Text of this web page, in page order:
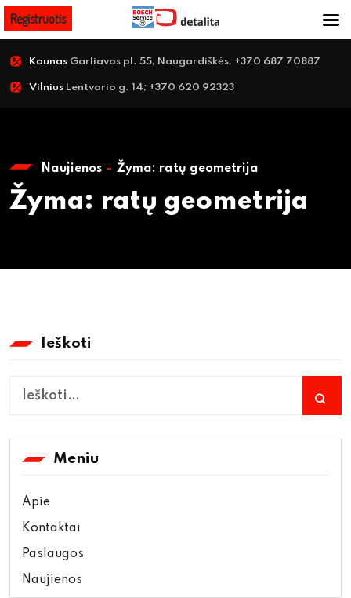
Kaunas Garliavos pl. 55, Naugardiškės, +370 687 70887
Vilnius Lentvario g. 14; +370 620 92323
Naujienos Žyma: ratų geometrija
Žyma: ratų geometrija
Ieškoti
Meniu
Apie
Kontaktai
Paslaugos
Naujienos
Registruotis